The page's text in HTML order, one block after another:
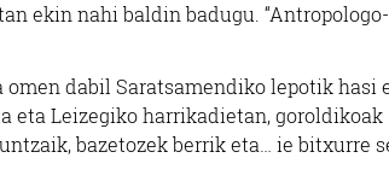
ekin nahi baldin badugu.
dabil Saratsamendiko lepotik hasi
eta Leizegiko harrikadietan, goroldikoak
bazetozek berrik eta… ie bitxurre